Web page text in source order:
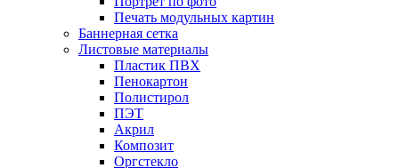
Печать модульных картин
Баннерная сетка
Листовые материалы
Пластик ПВХ
Пенокартон
Полистирол
ПЭТ
Акрил
Композит
Оргстекло